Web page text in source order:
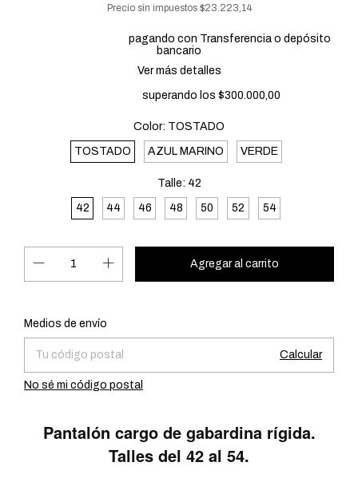
Precio sin impuestos $23.223,14
pagando con Transferencia o depósito
bancario
Ver más detalles
superando los $300.000,00
Color: TOSTADO
TOSTADO AZUL MARINO VERDE
Talle: 42
42 44 46 48 50 52 54
Entregas para el CP:
Medios de envío
Calcular
No sé mi código postal
Pantalón cargo de gabardina rígida.
Talles del 42 al 54.